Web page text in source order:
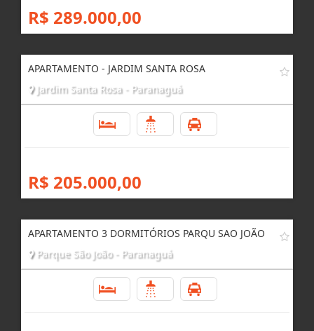
R$ 289.000,00
APARTAMENTO - JARDIM SANTA ROSA
Jardim Santa Rosa - Paranaguá
R$ 205.000,00
APARTAMENTO 3 DORMITÓRIOS PARQU SAO JOÃO
Parque São João - Paranaguá